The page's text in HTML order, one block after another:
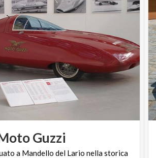
Guzzi
a Mandello del Lario nella storica